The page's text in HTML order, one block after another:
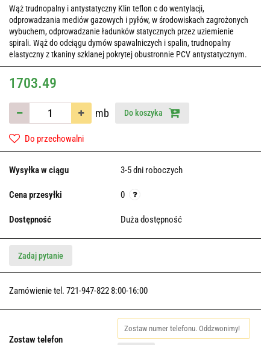
Wąż trudnopalny i antystatyczny Klin teflon c do wentylacji,
odprowadzania mediów gazowych i pyłów, w środowiskach zagrożonych
wybuchem, odprowadzanie ładunków statycznych przez uziemienie
spirali. Wąż do odciągu dymów spawalniczych i spalin, trudnopalny
elastyczny z tkaniny szklanej pokrytej obustronnie PCV antystatycznym.
1703.49
mb Do koszyka
Do przechowalni
Wysyłka w ciągu 3-5 dni roboczych
Cena przesyłki 0
Dostępność Duża dostępność
Zadaj pytanie
Zamówienie tel. 721-947-822 8:00-16:00
Zostaw telefon